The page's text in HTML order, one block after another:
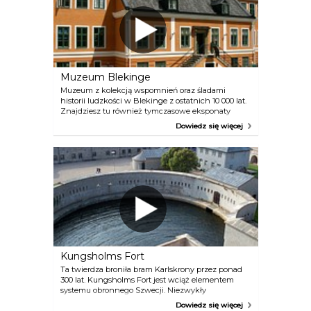
wody Saltsösund i przepływające łodzie!
Muzeum Blekinge
Muzeum z kolekcją wspomnień oraz śladami
historii ludzkości w Blekinge z ostatnich 10 000 lat.
Znajdziesz tu również tymczasowe eksponaty
i wystawę Światowego Dziedzictwa. Przy nabrzeżu
tuż przed muzeum zacumowane są dwie „żaglówki
marynarze mogą je wynająć). Dla dzieci
przygotowano popularny plac zabaw Grevagrundet
z morskim motywem.
Dowiedz się więcej
Kungsholms Fort
Ta twierdza broniła bram Karlskrony przez ponad
300 lat. Kungsholms Fort jest wciąż elementem
systemu obronnego Szwecji. Niezwykły
zaokrąglony port stał się symbolem Karlskrony i jej
Dowiedz się więcej